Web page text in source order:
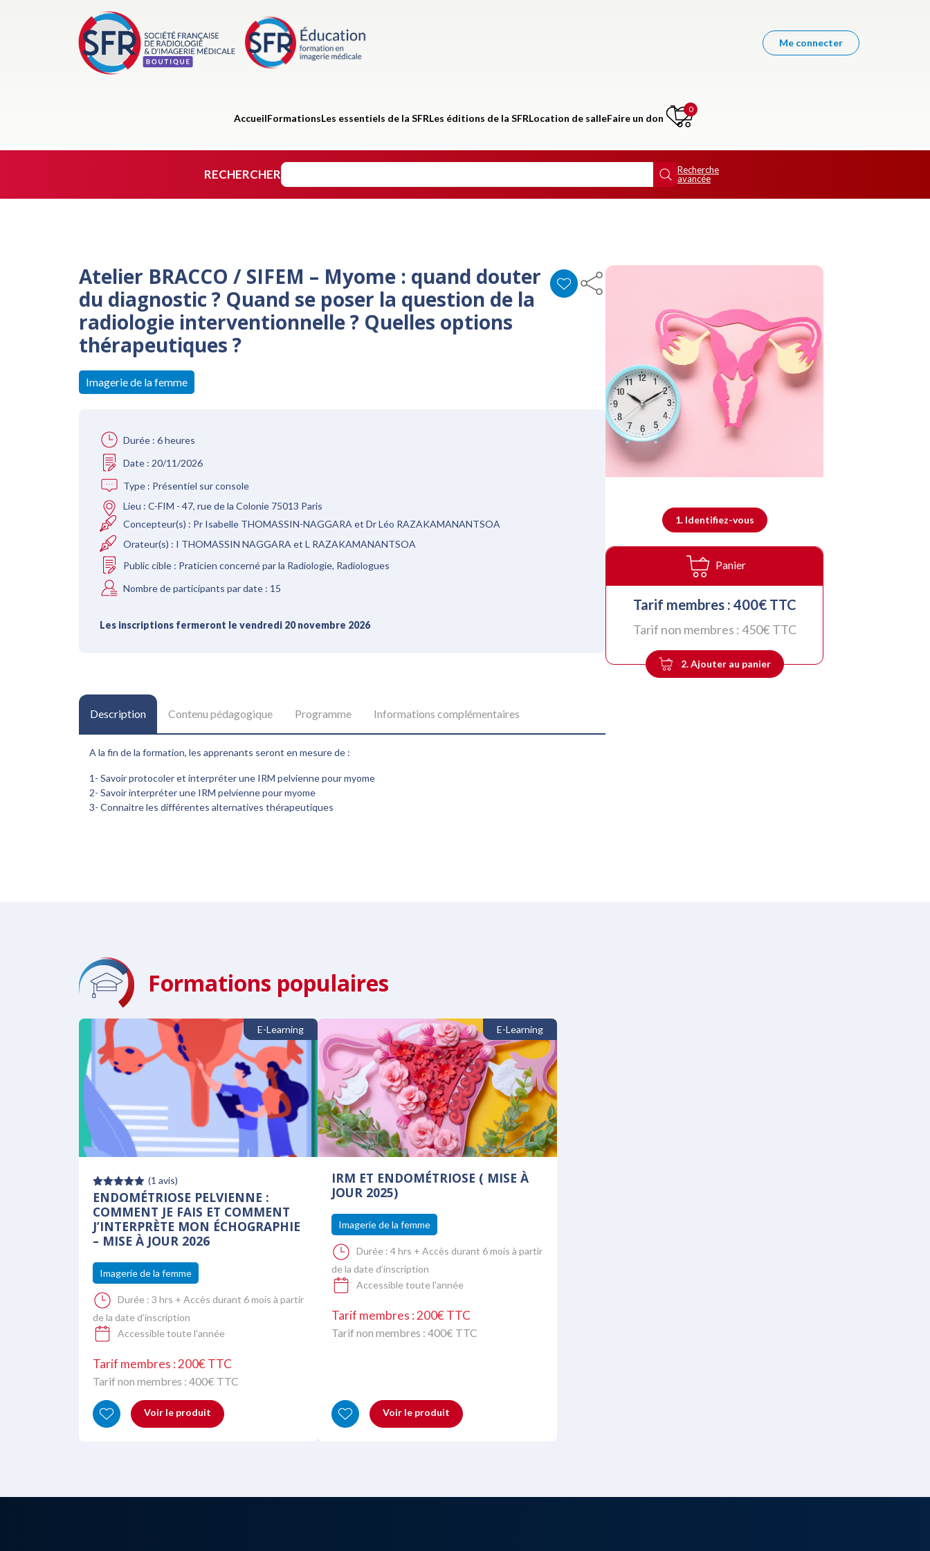
Me connecter
AccueilFormationsLes essentiels de la SFRLes éditions de la SFRLocation de salleFaire un don
0
RECHERCHER
Recherche
avancée
Atelier BRACCO / SIFEM – Myome : quand douter
du diagnostic ? Quand se poser la question de la
radiologie interventionnelle ? Quelles options
thérapeutiques ?
Imagerie de la femme
Durée : 6 heures
Date : 20/11/2026
Type : Présentiel sur console
Lieu : C-FIM - 47, rue de la Colonie 75013 Paris
Concepteur(s) : Pr Isabelle THOMASSIN-NAGGARA et Dr Léo RAZAKAMANANTSOA
Orateur(s) : I THOMASSIN NAGGARA et L RAZAKAMANANTSOA
Public cible : Praticien concerné par la Radiologie, Radiologues
Nombre de participants par date : 15
Les inscriptions fermeront le vendredi 20 novembre 2026
Description Contenu pédagogique Programme Informations complémentaires
A la fin de la formation, les apprenants seront en mesure de :
1- Savoir protocoler et interpréter une IRM pelvienne pour myome
2- Savoir interpréter une IRM pelvienne pour myome
3- Connaitre les différentes alternatives thérapeutiques
1. Identifiez-vous
Panier
Tarif membres : 400€ TTC
Tarif non membres :450€ TTC
2. Ajouter au panier
Formations populaires
E-Learning
Note5.00
sur 5
(1 avis)
ENDOMÉTRIOSE PELVIENNE :
COMMENT JE FAIS ET COMMENT
J’INTERPRÈTE MON ÉCHOGRAPHIE
– MISE À JOUR 2026
Imagerie de la femme
Durée : 3 hrs + Accès durant 6 mois à partir
de la date d’inscription
Accessible toute l'année
Tarif membres : 200€ TTC
Tarif non membres : 400€ TTC
Voir le produit
E-Learning
IRM ET ENDOMÉTRIOSE ( MISE À
JOUR 2025)
Imagerie de la femme
Durée :4 hrs + Accès durant 6 mois à partir
de la date d’inscription
Accessible toute l'année
Tarif membres : 200€ TTC
Tarif non membres :400€ TTC
Voir le produit